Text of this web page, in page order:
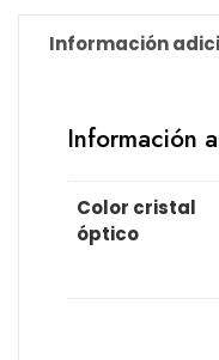
Información
Información
Color cristal
óptico